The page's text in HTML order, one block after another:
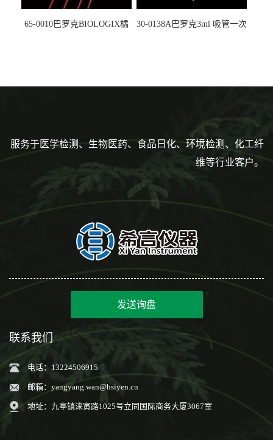
65-0010巴罗克BIOLOGIX橘
30-0138A巴罗克3ml 吸管一次
服务于医学检测、生物医药、食品日化、环境检测、化工纤
维等行业客户。
发送询盘
联系我们
电话：13224506915
邮箱： yangyang.wan@hsiyen.cn
地址：九亭镇涞寅路1025号立同国际商务大厦3067室